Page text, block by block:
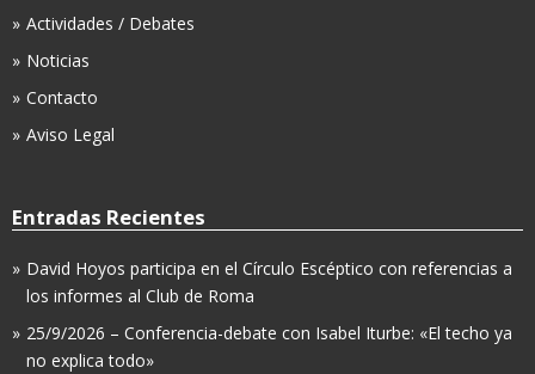
Actividades / Debates
Noticias
Contacto
Aviso Legal
Entradas Recientes
David Hoyos participa en el Círculo Escéptico con referencias a
los informes al Club de Roma
25/9/2026 – Conferencia-debate con Isabel Iturbe: «El techo ya
no explica todo»